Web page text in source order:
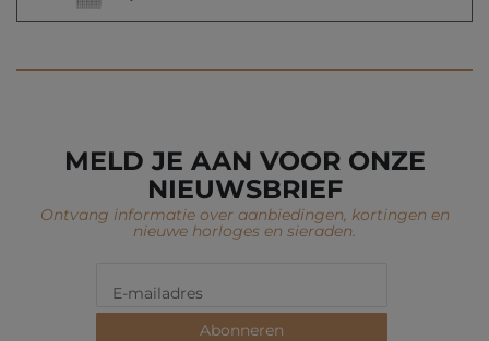
MELD JE AAN VOOR ONZE
NIEUWSBRIEF
Ontvang informatie over aanbiedingen, kortingen en
nieuwe horloges en sieraden.
Abonneren